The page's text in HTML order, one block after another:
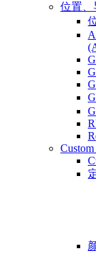
位置、